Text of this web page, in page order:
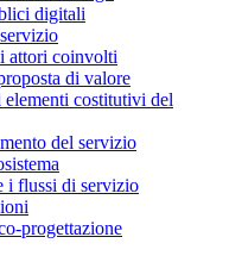
digitali
attori coinvolti
di valore
costitutivi del
del servizio
i flussi di servizio
progettazione